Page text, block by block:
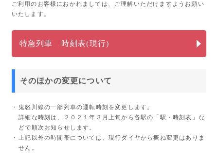
ご利用のお客様におかれましては、ご理解いただけますようお願い
いたします。
特急列車 時刻表(現行)
そのほかの変更について
鬼怒川線の一部列車の運転時刻を変更します。
詳細な時刻は、２０２１年３月上旬から各駅の「駅・時刻表」な
どで順次お知らせします。
上記以外の時間帯については、現行ダイヤから概ね変更はありま
せん。